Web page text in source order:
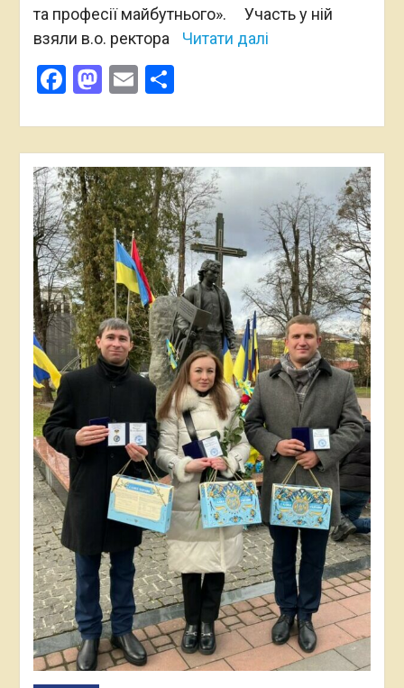
та професії майбутнього». Участь у ній
взяли в.о. ректора
Читати далі
Facebook
Mastodon
EmailПоділитися